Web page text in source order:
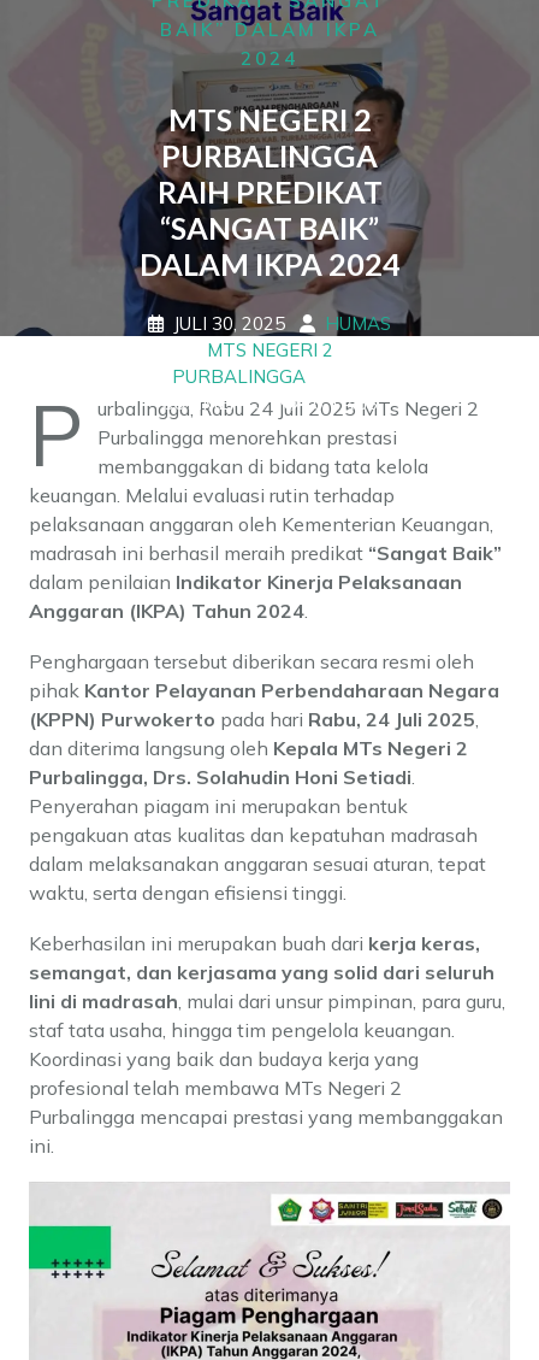
BAIK” DALAM IKPA
2024
MTS NEGERI 2
PURBALINGGA
RAIH PREDIKAT
“SANGAT BAIK”
DALAM IKPA 2024
JULI 30, 2025
HUMAS
MTS NEGERI 2
PURBALINGGA
COMMENTS
0 TAGS
P
urbalingga, Rabu 24 Juli 2025 MTs Negeri 2
Purbalingga menorehkan prestasi
membanggakan di bidang tata kelola
keuangan. Melalui evaluasi rutin terhadap
pelaksanaan anggaran oleh Kementerian Keuangan,
madrasah ini berhasil meraih predikat “Sangat Baik”
dalam penilaian Indikator Kinerja Pelaksanaan
Anggaran (IKPA) Tahun 2024.
Penghargaan tersebut diberikan secara resmi oleh
pihak Kantor Pelayanan Perbendaharaan Negara
(KPPN) Purwokerto pada hari Rabu, 24 Juli 2025,
dan diterima langsung oleh Kepala MTs Negeri 2
Purbalingga, Drs. Solahudin Honi Setiadi.
Penyerahan piagam ini merupakan bentuk
pengakuan atas kualitas dan kepatuhan madrasah
dalam melaksanakan anggaran sesuai aturan, tepat
waktu, serta dengan efisiensi tinggi.
Keberhasilan ini merupakan buah dari kerja keras,
semangat, dan kerjasama yang solid dari seluruh
lini di madrasah, mulai dari unsur pimpinan, para guru,
staf tata usaha, hingga tim pengelola keuangan.
Koordinasi yang baik dan budaya kerja yang
profesional telah membawa MTs Negeri 2
Purbalingga mencapai prestasi yang membanggakan
ini.